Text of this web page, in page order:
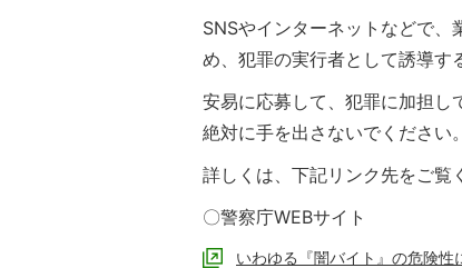
SNSやインターネットなどで
め、犯罪の実行者として誘導す
安易に応募して、犯罪に加担し
絶対に手を出さないでください。
詳しくは、下記リンク先をご覧
〇警察庁WEBサイト
いわゆる『闇バイト』の危険性